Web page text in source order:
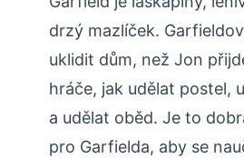
drzý mazlíček.
uklidit dům, než Jon
hráče, jak udělat postel,
a udělat oběd. Je to
pro Garfielda, aby se